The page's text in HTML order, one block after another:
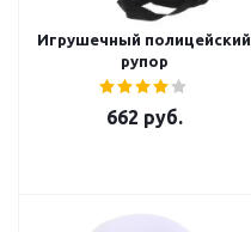
Игрушечный полицейский
рупор
662 руб.